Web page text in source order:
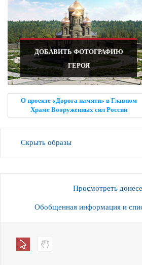
ДОБАВИТЬ ФОТОГРАФИЮ
ГЕРОЯ
О проекте «Дорога памяти» в Главном
Храме Вооруженных сил России
Скрыть образы
Просмотреть
Обобщенная информация и